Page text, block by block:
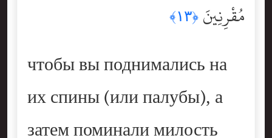
مُقْرِنِينَ ﴿١٣﴾
чтобы вы поднимались на
их спины (или палубы), а
затем поминали милость